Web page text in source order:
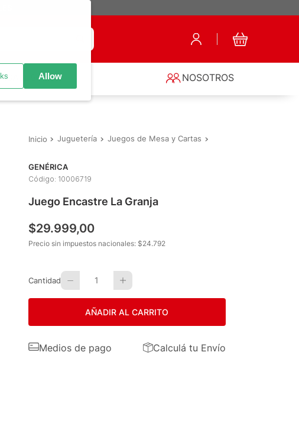
NOSOTROS
Juguetería Juegos de Mesa y Cartas
GENÉRICA
Código: 10006719
Juego Encastre La Granja
$29.999,00
Precio sin impuestos nacionales: $24.792
Cantidad 1
AÑADIR AL CARRITO
Medios de pago Calculá tu Envío
Allow